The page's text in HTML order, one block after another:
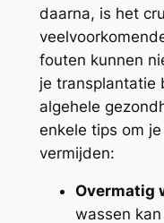
daarna, is het
fouten kunnen
je transplantatie
algehele
enkele tips om
vermijden:
Overmatig
wassen